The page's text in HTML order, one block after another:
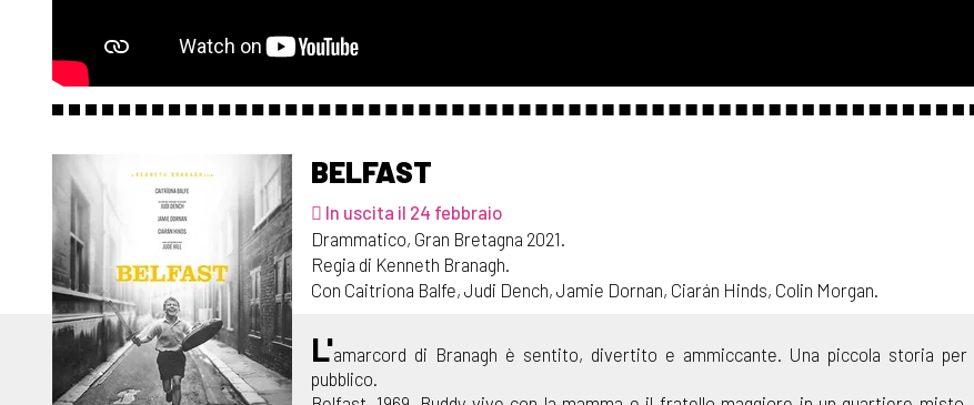
BELFAST
In uscita il 24 febbraio
Drammatico, Gran Bretagna 2021.
Regia di Kenneth Branagh.
Con Caitriona Balfe, Judi Dench, Jamie Dornan, Ciarán Hinds, Colin Morgan.
L'amarcord di Branagh è sentito, divertito e ammiccante. Una piccola storia per
pubblico.